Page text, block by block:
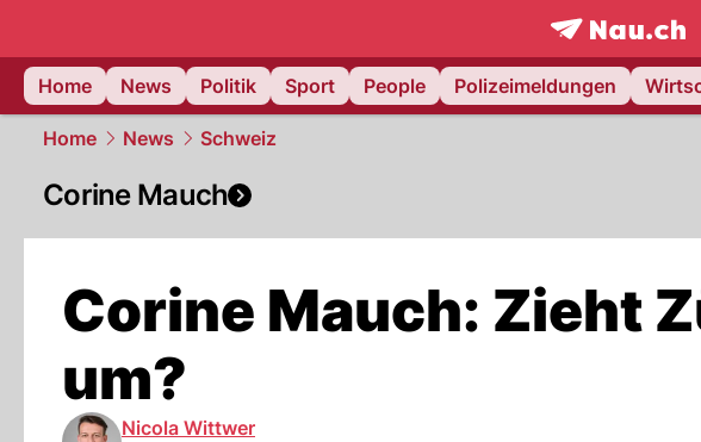
frontpage.
Home
News Politik Sport People Polizeimeldungen
Home News Schweiz
Corine Mauch
Corine Mauch: Zieht
um?
Nicola Wittwer